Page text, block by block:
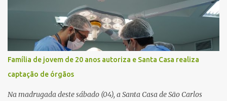
diversos disparos. Duas vítimas morreram ainda no local. Outras
três pessoas foram baleadas e socorridas. Até o momento, não
foram divulgadas informações oficiais sobre o estado de saúde dos
feridos. Equipes da Polícia Militar de Santa Gertrudes atenderam a
ocorrência e isolaram a área para o trabalho da perícia. Até a
última atualização, nenhum suspeito havia sido preso. A Polícia
Civil investigará a motivação da briga, a autoria dos disparos e as
circunstâncias do crime. A ocorrência segue em anda...
Família de jovem de 20 anos autoriza e Santa Casa realiza
captação de órgãos
Na madrugada deste sábado (04), a Santa Casa de São Carlos